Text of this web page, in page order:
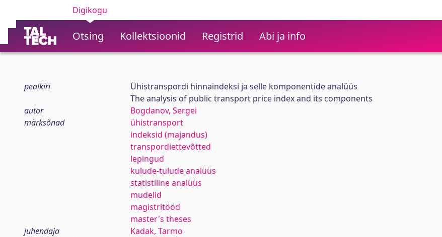
Digikogu
Otsing Kollektsioonid Registrid Abi ja info
pealkiri
Ühistranspordi hinnaindeksi ja selle komponentide analüüs
The analysis of public transport price index and its components
autor
Bogdanov, Sergei
märksõnad
ühistransport
indeksid (majandus)
transpordiettevõtted
lepingud
kulude-tulude analüüs
statistiline analüüs
mudelid
magistritööd
master's theses
juhendaja
Kadak, Tarmo